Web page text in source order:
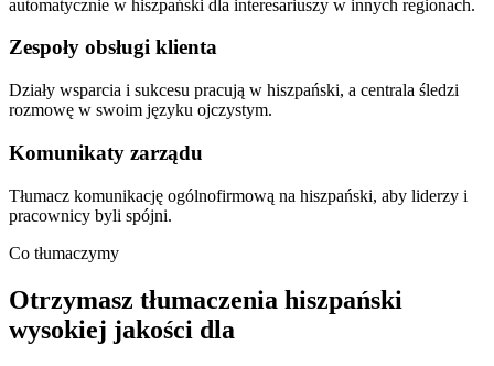
automatycznie w hiszpański dla interesariuszy w innych regionach.
Zespoły obsługi klienta
Działy wsparcia i sukcesu pracują w hiszpański, a centrala śledzi
rozmowę w swoim języku ojczystym.
Komunikaty zarządu
Tłumacz komunikację ogólnofirmową na hiszpański, aby liderzy i
pracownicy byli spójni.
Co tłumaczymy
Otrzymasz tłumaczenia hiszpański
wysokiej jakości dla